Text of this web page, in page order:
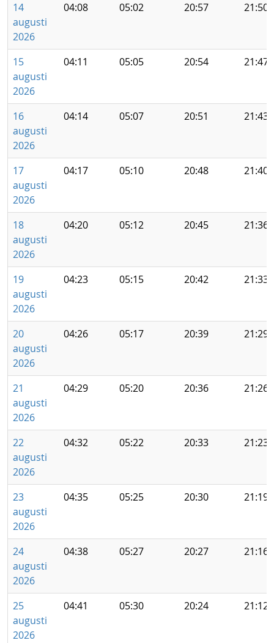
14
augusti
2026
04:08 05:02 20:57 21:50
15
augusti
2026
04:11 05:05 20:54 21:47
16
augusti
2026
04:14 05:07 20:51 21:43
17
augusti
2026
04:17 05:10 20:48 21:40
18
augusti
2026
04:20 05:12 20:45 21:36
19
augusti
2026
04:23 05:15 20:42 21:33
20
augusti
2026
04:26 05:17 20:39 21:29
21
augusti
2026
04:29 05:20 20:36 21:26
22
augusti
2026
04:32 05:22 20:33 21:23
23
augusti
2026
04:35 05:25 20:30 21:19
24
augusti
2026
04:38 05:27 20:27 21:16
25
augusti
2026
04:41 05:30 20:24 21:12